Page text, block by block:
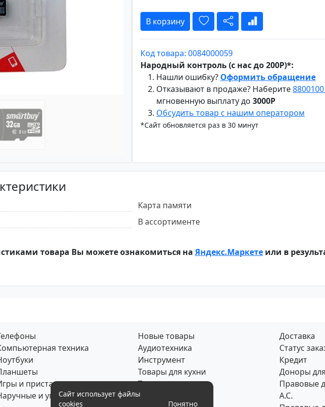
В корзину
Код товара: 0084000059
Народный контроль (с нас до 200Р)*:
Нашли ошибку? Оформить обращение
Отказывают в продаже? Наберите
мгновенную выплату до 3000Р
Обсудить товар с нашим оператором
*Сайт обновляется раз в 30 минут
Карта памяти
В ассортименте
товара Вы можете ознакомиться на Яндекс.Маркете или в
техника
и приставки
и умные часы
Новые товары
Аудиотехника
Инструмент
Товары для кухни
Товары для дома
Скупка по почте
Доставка
Статус
Кредит
Доноры
Правовые
А.С.
Сайт использует файлы
cookies
Понятно